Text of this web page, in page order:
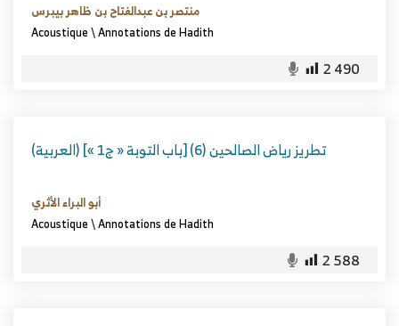
منتصر بن عبدالفتاح بن ظاهر بيبرس
Acoustique\Annotations de Hadith
2 490
(العربية) تطريز رياض الصالحين (6) [باب التوبة « ج1 »]
أبو البراء الأثري
Acoustique\Annotations de Hadith
2 588